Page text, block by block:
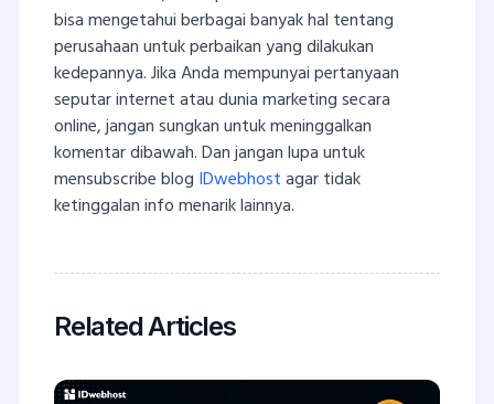
bisa mengetahui berbagai banyak hal tentang
perusahaan untuk perbaikan yang dilakukan
kedepannya. Jika Anda mempunyai pertanyaan
seputar internet atau dunia marketing secara
online, jangan sungkan untuk meninggalkan
komentar dibawah. Dan jangan lupa untuk
mensubscribe blog IDwebhostagar tidak
ketinggalan info menarik lainnya.
Related Articles